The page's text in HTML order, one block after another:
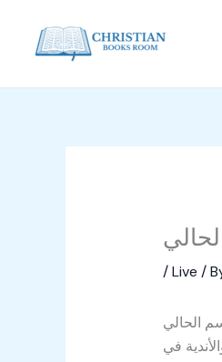
content
/Live /
الحالي
في